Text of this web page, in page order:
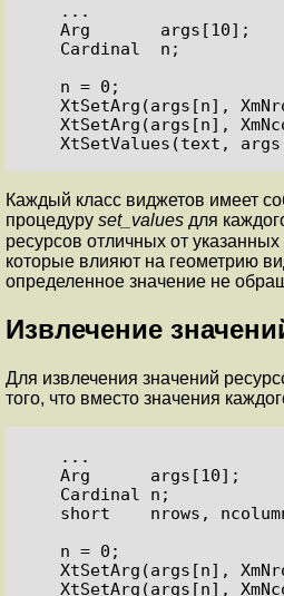
XtSetValues(text,
Каждый класс виджетов имеет
процедуру set_values для
ресурсов отличных от
которые влияют на геометрию
определенное значение не
Извлечение
Для извлечения значений
того, что вместо значения